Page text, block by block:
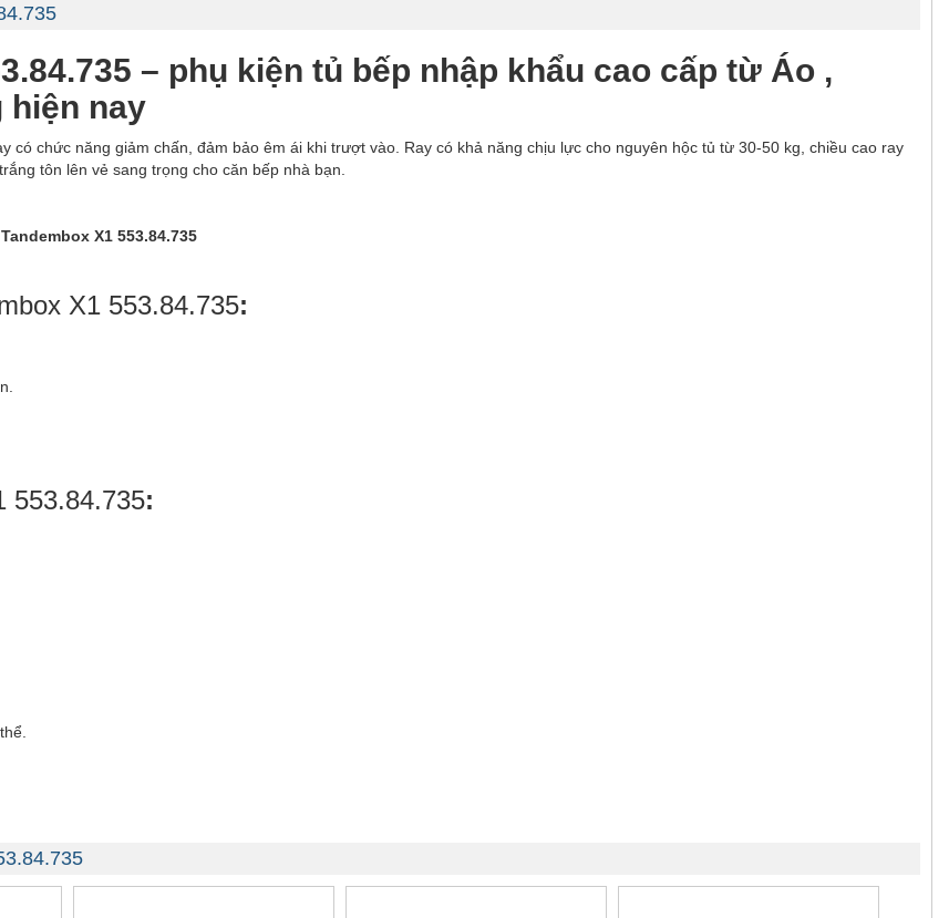
– phụ kiện tủ bếp nhập khẩu cao cấp từ Áo ,
hiện nay
có chức năng giảm chấn, đảm bảo êm ái khi trượt vào. Ray có khả năng chịu lực cho nguyên hộc tủ từ 30-50 kg, chiều cao ray
tôn lên vẻ sang trọng cho căn bếp nhà bạn.
X1 553.84.735:
553.84.735: